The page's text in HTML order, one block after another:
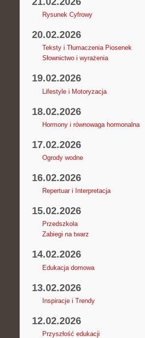
Rysunek Cyfrowy
20.02.2026
Teksty i Tłumaczenia Piosenek
Słownictwo i wyrażenia
19.02.2026
Lifestyle i Motoryzacja
18.02.2026
Hormony i równowaga hormonalna
17.02.2026
Ogrody wodne
16.02.2026
Repertuar i Interpretacja
15.02.2026
Przedszkola
Zabiegi na twarz
14.02.2026
Edukacja domowa
13.02.2026
Inspiracje i Trendy
12.02.2026
Przyszłość edukacji